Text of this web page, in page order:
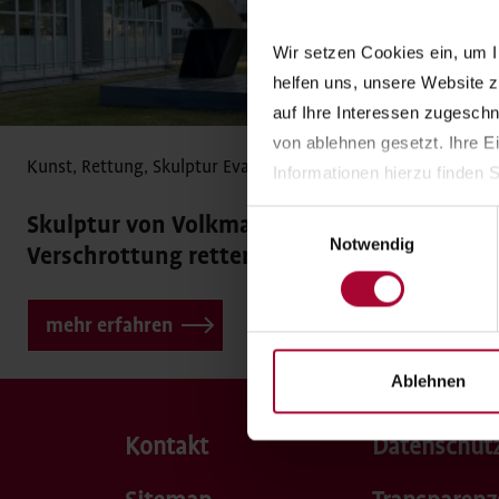
Wir setzen Cookies ein, um
helfen uns, unsere Website
auf Ihre Interessen
von ablehnen gesetzt. Ihre
Informationen hierzu finden
Einwilligungsauswahl
Notwendig
Ablehnen
Kunst, Rettung, Skulptur Evangelisches Johannesstift
Skulptur von Volkmar Haase vor
Verschrottung retten
mehr erfahren
Kontakt